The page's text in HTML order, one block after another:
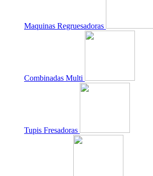
Maquinas Regruesadoras
Combinadas Multi
Tupis Fresadoras